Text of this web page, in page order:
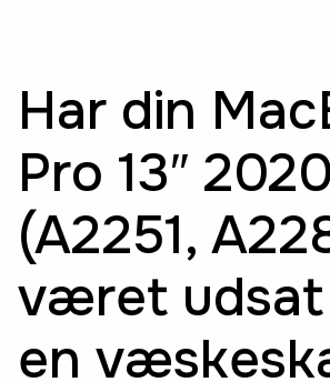
Har din
Pro 13″ 2020
(A2251,
været
en